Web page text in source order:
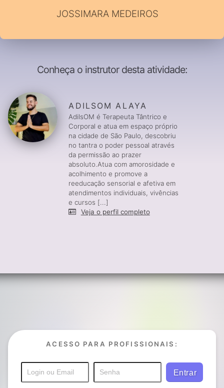
JOSSIMARA MEDEIROS
Conheça o instrutor desta atividade:
ADILSOM ALAYA
AdilsOM é Terapeuta Tântrico e
Corporal e atua em espaço próprio
na cidade de São Paulo, descobriu
no tantra o poder pessoal através
da permissão ao prazer
absoluto.Atua com amorosidade e
acolhimento e promove a
reeducação sensorial e afetiva em
atendimentos individuais, vivências
e cursos [...]
Veja o perfil completo
ACESSO PARA PROFISSIONAIS: